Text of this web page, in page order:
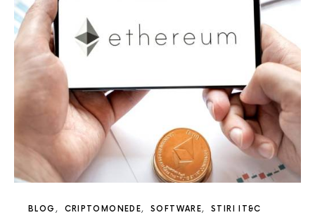
BLOG CRIPTOMONEDE SOFTWARE STIRI IT&C